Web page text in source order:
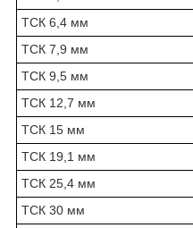
ТСК 6,4 мм
ТСК 7,9 мм
ТСК 9,5 мм
ТСК 12,7 мм
ТСК 15 мм
ТСК 19,1 мм
ТСК 25,4 мм
ТСК 30 мм